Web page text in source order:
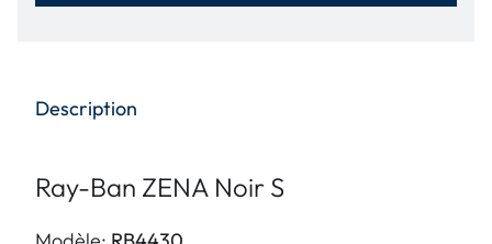
Description
Ray-Ban ZENA Noir S